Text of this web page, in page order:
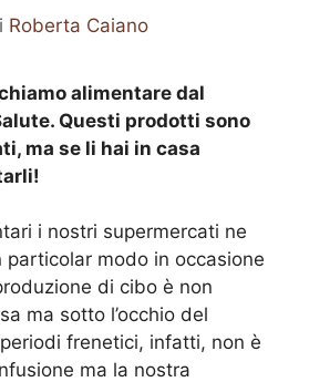
Roberta Caiano
alimentare dal
Questi prodotti sono
ma se li hai in casa
i nostri supermercati ne
particolar modo in occasione
di cibo è non
ma sotto l’occhio del
frenetici, infatti, non è
ma la nostra